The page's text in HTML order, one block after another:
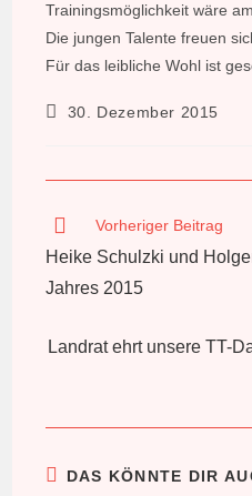
Trainingsmöglichkeit wäre
Die jungen Talente freuen
Für das leibliche Wohl ist
Beitrag
30. Dezember 2015
Weitere
ansehen
Vorheriger Beitrag
Heike Schulzki und
Jahres 2015
Landrat ehrt unsere TT-
DAS KÖNNTE DIR